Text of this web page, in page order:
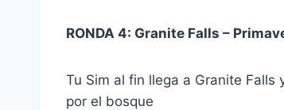
RONDA 4: Granite Falls –
Tu Sim al fin llega a Granite
por el bosque